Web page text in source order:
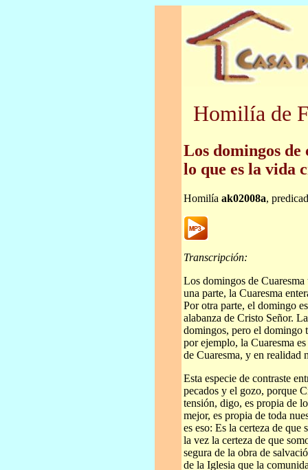
Homilía de
Los domingos
lo que es la vida
Homilía ak02008a,
Transcripción:
Los domingos de
una parte, la Cuaresma
Por otra parte, el domingo
alabanza de Cristo Señor.
domingos, pero el domingo
por ejemplo, la Cuaresma
de Cuaresma, y en realidad
Esta especie de contraste
pecados y el gozo, porque
tensión, digo, es propia de
mejor, es propia de toda
es eso: Es la certeza de que
la vez la certeza de que
segura de la obra de
de la Iglesia que la